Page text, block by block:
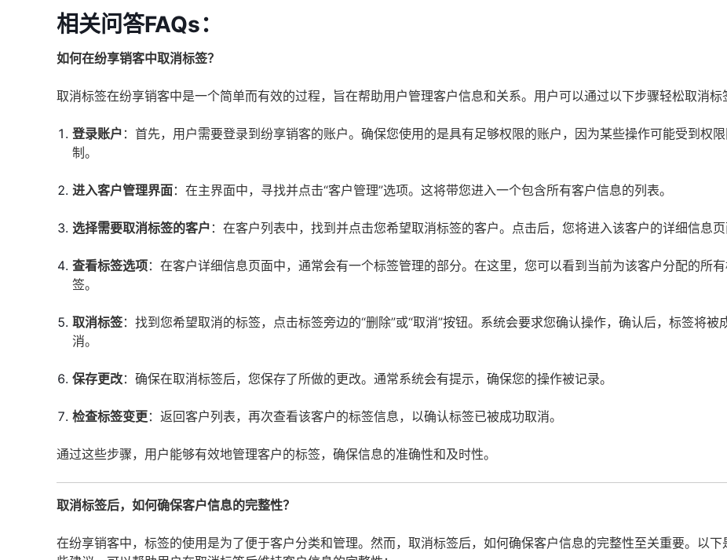
相关问答FAQs：
如何在纷享销客中取消标签？
取消标签在纷享销客中是一个简单而有效的过程，旨在帮助用户管理客户信息和关系。用户可以通过以下步骤轻松取消标
登录账户 ：首先，用户需要登录到纷享销客的账户。确保您使用的是具有足够权限的账户，因为某些操作可能受到权
制。
进入客户管理界面：在主界面中，寻找并点击“客户管理”选项。这将带您进入一个包含所有客户信息的列表。
选择需要取消标签的客户 ：在客户列表中，找到并点击您希望取消标签的客户。点击后，您将进入该客户的详细信息页
查看标签选项：在客户详细信息页面中，通常会有一个标签管理的部分。在这里，您可以看到当前为该客户分配的所
签。
取消标签：找到您希望取消的标签，点击标签旁边的“删除”或“取消”按钮。系统会要求您确认操作，确认后，标签将被
消。
保存更改：确保在取消标签后，您保存了所做的更改。通常系统会有提示，确保您的操作被记录。
检查标签变更：返回客户列表，再次查看该客户的标签信息，以确认标签已被成功取消。
通过这些步骤，用户能够有效地管理客户的标签，确保信息的准确性和及时性。
取消标签后，如何确保客户信息的完整性？
在纷享销客中，标签的使用是为了便于客户分类和管理。然而，取消标签后，如何确保客户信息的完整性至关重要。以下